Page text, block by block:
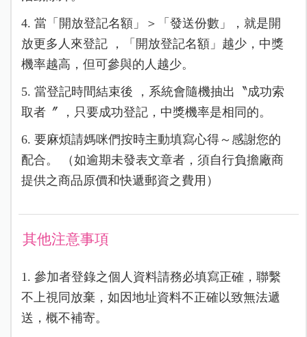
4. 當「開放登記名額」＞「發送份數」，就是開
放更多人來登記 ，「開放登記名額」越少，中獎
機率越高，但可參與的人越少。
5. 當登記時間結束後 ，系統會隨機抽出〝成功索
取者〞 ，只要成功登記，中獎機率是相同的。
6. 要麻煩請媽咪們按時主動填寫心得～感謝您的
配合。 （如逾期未發表文章者，須自行負擔廠商
提供之商品原價和快遞郵資之費用）
其他注意事項
1. 參加者登錄之個人資料請務必填寫正確，聯繫
不上視同放棄，如因地址資料不正確以致無法遞
送，概不補寄。